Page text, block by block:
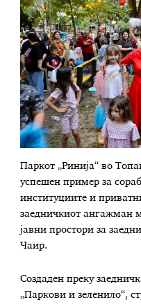
Паркот „Ринија“ во
успешен пример за
институциите и
заедничкиот ангажман
јавни простори за
Чаир.
Создаден преку
„Паркови и зеленило“,